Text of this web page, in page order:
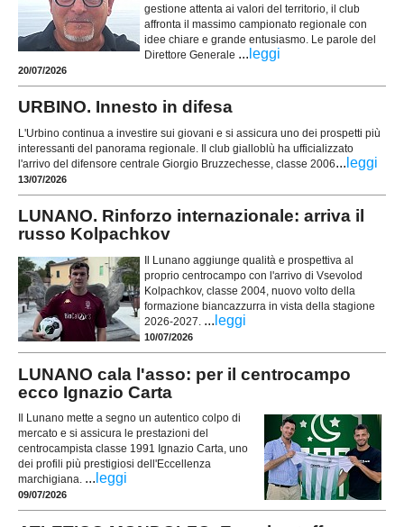
gestione attenta ai valori del territorio, il club
affronta il massimo campionato regionale con
idee chiare e grande entusiasmo. Le parole del
Direttore Generale ... leggi
20/07/2026
URBINO. Innesto in difesa
L'Urbino continua a investire sui giovani e si assicura uno dei prospetti più
interessanti del panorama regionale. Il club gialloblù ha ufficializzato
l'arrivo del difensore centrale Giorgio Bruzzechesse, classe 2006... leggi
13/07/2026
LUNANO. Rinforzo internazionale: arriva il
russo Kolpachkov
Il Lunano aggiunge qualità e prospettiva al
proprio centrocampo con l'arrivo di Vsevolod
Kolpachkov, classe 2004, nuovo volto della
formazione biancazzurra in vista della stagione
2026-2027. ... leggi
10/07/2026
LUNANO cala l'asso: per il centrocampo
ecco Ignazio Carta
Il Lunano mette a segno un autentico colpo di
mercato e si assicura le prestazioni del
centrocampista classe 1991 Ignazio Carta, uno
dei profili più prestigiosi dell'Eccellenza
marchigiana. ... leggi
09/07/2026